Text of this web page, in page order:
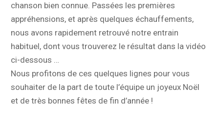
chanson bien connue. Passées les premières
appréhensions, et après quelques échauffements,
nous avons rapidement retrouvé notre entrain
habituel, dont vous trouverez le résultat dans la vidéo
ci-dessous …
Nous profitons de ces quelques lignes pour vous
souhaiter de la part de toute l’équipe un joyeux Noël
et de très bonnes fêtes de fin d’année !